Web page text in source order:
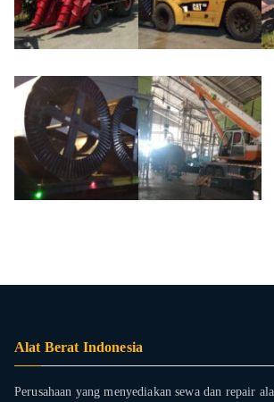
Alat Berat Indonesia
Perusahaan yang menyediakan sewa dan repair